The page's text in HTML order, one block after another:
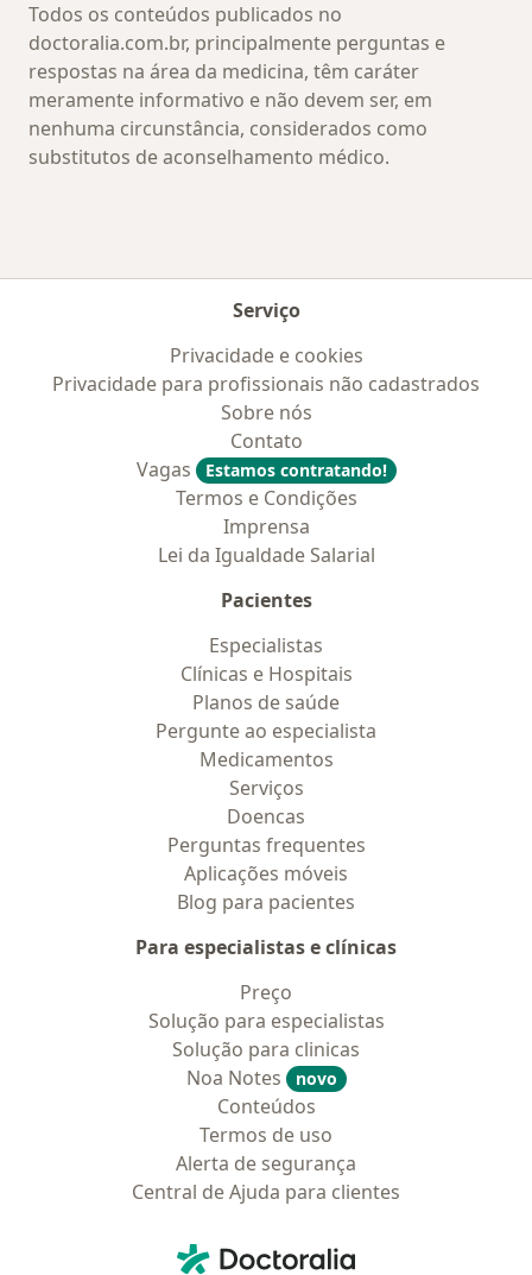
Todos os conteúdos publicados no
doctoralia.com.br, principalmente perguntas e
respostas na área da medicina, têm caráter
meramente informativo e não devem ser, em
nenhuma circunstância, considerados como
substitutos de aconselhamento médico.
Serviço
Privacidade e cookies
Privacidade para profissionais não cadastrados
Sobre nós
Contato
Vagas
Estamos contratando!
Termos e Condições
Imprensa
Lei da Igualdade Salarial
Pacientes
Especialistas
Clínicas e Hospitais
Planos de saúde
Pergunte ao especialista
Medicamentos
Serviços
Doencas
Perguntas frequentes
Aplicações móveis
Blog para pacientes
Para especialistas e clínicas
Preço
Solução para especialistas
Solução para clinicas
Noa Notes
novo
Conteúdos
Termos de uso
Alerta de segurança
Central de Ajuda para clientes
Doctoralia - Homepage